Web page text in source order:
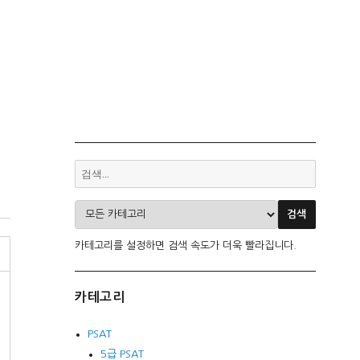
카테고리를 설정하면 검색 속도가 더욱 빨라집니다.
카테고리
PSAT
5급 PSAT